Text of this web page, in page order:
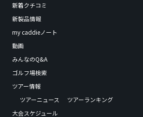
新着クチコミ
新製品情報
my caddieノート
動画
みんなのQ&A
ゴルフ場検索
ツアー情報
ツアーニュース
ツアーランキング
大会スケジュール